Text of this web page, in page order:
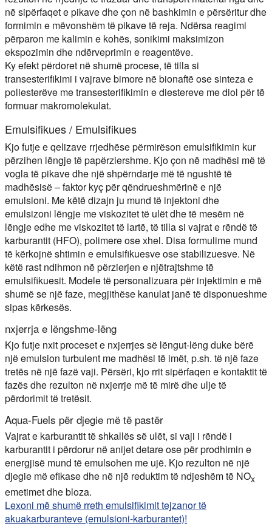
në sipërfaqet e pikave dhe çon në bashkimin e përsëritur dhe
formimin e mëvonshëm të pikave të reja. Ndërsa reagimi
përparon me kalimin e kohës, sonikimi maksimizon
ekspozimin dhe ndërveprimin e reagentëve.
Ky efekt përdoret në shumë procese, të tilla si
transesterifikimi i vajrave bimore në bionaftë ose sinteza e
poliesterëve me transesterifikimin e diestereve me diol për të
formuar makromolekulat.
Emulsifikues / Emulsifikues
Kjo futje e qelizave rrjedhëse përmirëson emulsifikimin kur
përzihen lëngje të papërziershme. Kjo çon në madhësi më të
vogla të pikave dhe një shpërndarje më të ngushtë të
madhësisë – faktor kyç për qëndrueshmërinë e një
emulsioni. Me këtë dizajn ju mund të injektoni dhe
emulsizoni lëngje me viskozitet të ulët dhe të mesëm në
lëngje edhe me viskozitet të lartë, të tilla si vajrat e rëndë të
karburantit (HFO), polimere ose xhel. Disa formulime mund
të kërkojnë shtimin e emulsifikuesve ose stabilizuesve. Në
këtë rast ndihmon në përzierjen e njëtrajtshme të
emulsifikuesit. Modele të personalizuara për injektimin e më
shumë se një faze, megjithëse kanulat janë të disponueshme
sipas kërkesës.
nxjerrja e lëngshme-lëng
Kjo futje nxit proceset e nxjerrjes së lëngut-lëng duke bërë
një emulsion turbulent me madhësi të imët, p.sh. të një faze
tretës në një fazë vaji. Përsëri, kjo rrit sipërfaqen e kontaktit të
fazës dhe rezulton në nxjerrje më të mirë dhe ulje të
përdorimit të tretësit.
Aqua-Fuels për djegie më të pastër
Vajrat e karburantit të shkallës së ulët, si vaji i rëndë i
karburantit i përdorur në anijet detare ose për prodhimin e
energjisë mund të emulsohen me ujë. Kjo rezulton në një
djegie më efikase dhe në një reduktim të ndjeshëm të NOx
emetimet dhe bloza.
Lexoni më shumë rreth emulsifikimit tejzanor të
akuakarburanteve (emulsioni-karburantet)!